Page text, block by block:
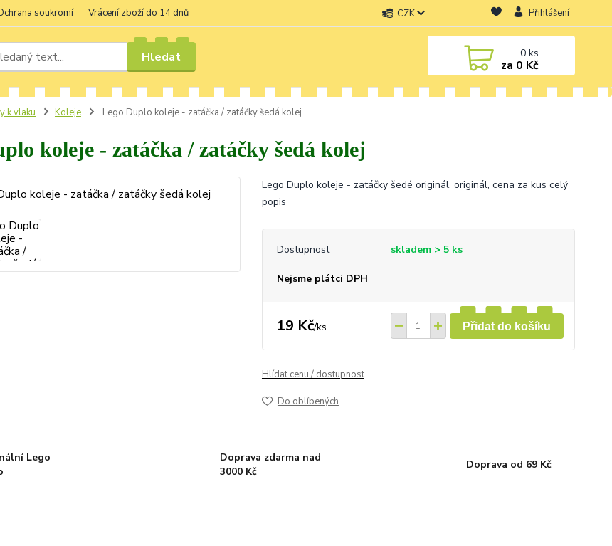
soukromí Vrácení zboží do 14 dnů CZK Přihlášení
Hledat 0ks
za 0 Kč
k vlaku Koleje Lego Duplo koleje - zatáčka / zatáčky šedá kolej
koleje - zatáčka / zatáčky šedá kolej
Lego Duplo koleje - zatáčky šedé originál, originál, cena za kus celý
popis
Dostupnost skladem > 5 ks
Nejsme plátci DPH
19 Kč/ks Přidat do košíku
Hlídat cenu / dostupnost
Do oblíbených
Lego
Doprava zdarma nad
3000 Kč
Doprava od 69 Kč